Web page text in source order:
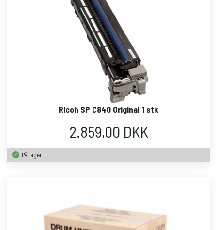
Ricoh SP C840 Original 1 stk
2.859,00 DKK
På lager